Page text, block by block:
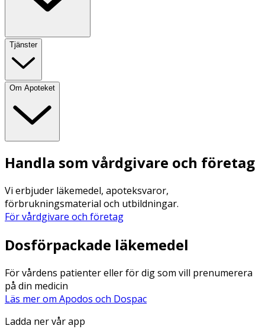
Tjänster
Om Apoteket
Handla som vårdgivare och företag
Vi erbjuder läkemedel, apoteksvaror,
förbrukningsmaterial och utbildningar.
För vårdgivare och företag
Dosförpackade läkemedel
För vårdens patienter eller för dig som vill prenumerera
på din medicin
Läs mer om Apodos och Dospac
Ladda ner vår app